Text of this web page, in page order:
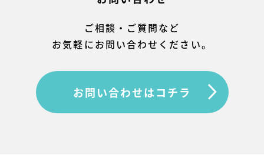
ご相談・ご質問など
お気軽にお問い合わせください。
お問い合わせはコチラ